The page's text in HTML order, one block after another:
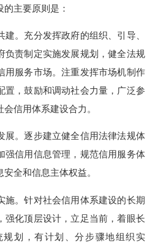
主要原则是：
。充分发挥政府的组织、引导、
负责制定实施发展规划，健全法规
用服务市场。注重发挥市场机制作
置，鼓励和调动社会力量，广泛参
会信用体系建设合力。
。逐步建立健全信用法律法规体
强信用信息管理，规范信用服务体
安全和信息主体权益。
。针对社会信用体系建设的长期
强化顶层设计，立足当前，着眼长
划，有计划、分步骤地组织实